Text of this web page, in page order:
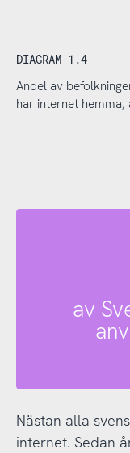
DIAGRAM 1.4
Andel av
har internet
av
Nästan alla
internet. Sedan